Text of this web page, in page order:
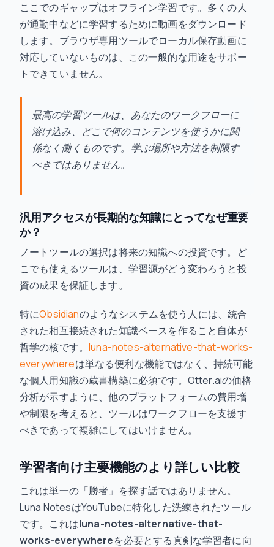
ここでのギャップはオフライン学習です。多くの人
が通勤中などに学習するために動画をダウンロード
します。ブラウザ専用ツールでローカル保存動画に
対応していないものは、この一般的な用途をサポー
トできていません。
最高の学習ツールは、あなたのワークフローに
溶け込み、どこで何のコンテンツを使うかに関
係なく働くものです。学ぶ場所や方法を制限す
べきではありません。
汎用アクセスが長期的な知識にとってなぜ重要
か？
ノートツールの選択は将来の知識への投資です。ど
こでも使えるツールは、学習源がどう変わろうと投
資の成果を保証します。
特にObsidianのようなシステムを使う人には、統合
された相互接続された知識ベースを作ること自体が
哲学の核です。luna-notes-alternative-that-works-
everywhereは単なる便利な機能ではなく、持続可能
な個人用知識の蔵書構築に必須です。Otter.aiの価格
分析が示すように、他のプラットフォームの費用増
や制限を考えると、ツールはワークフローを支援す
べきであって複雑にしてはいけません。
学習者向け主要機能のより詳しい比較
これは単一の「勝者」を探す話ではありません。
Luna NotesはYouTubeに特化した洗練されたツール
です。これはluna-notes-alternative-that-
works-everywhereを必要とする真剣な学習者に向